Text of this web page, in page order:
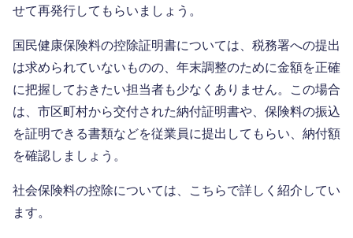
せて再発行してもらいましょう。
国民健康保険料の控除証明書については、税務署への提出
は求められていないものの、年末調整のために金額を正確
に把握しておきたい担当者も少なくありません。この場合
は、市区町村から交付された納付証明書や、保険料の振込
を証明できる書類などを従業員に提出してもらい、納付額
を確認しましょう。
社会保険料の控除については、こちらで詳しく紹介してい
ます。